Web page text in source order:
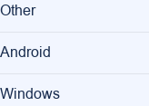
Other
Android
Windows